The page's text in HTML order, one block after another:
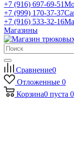
+7 (916) 697-69-51
+7 (999) 170-37-37
+7 (916) 533-32-16
Магазины
Сравнение0
Отложенные 0
Корзина0 пуста 0